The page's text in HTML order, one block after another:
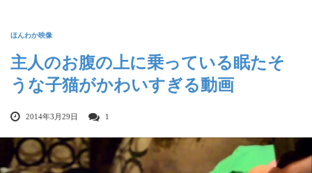
ほんわか映像
主人のお腹の上に乗っている眠たそ
うな子猫がかわいすぎる動画
2014年3月29日 1